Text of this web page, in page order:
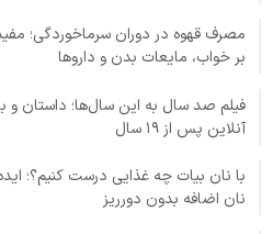
مصرف قهوه در دوران سرماخوردگی؛
بر خواب، مایعات بدن و داروها
فیلم صد سال به این سال‌ها؛ داستان و
آنلاین پس از ۱۹ سال
با نان بیات چه غذایی درست کنیم؟؛
نان اضافه بدون دورریز